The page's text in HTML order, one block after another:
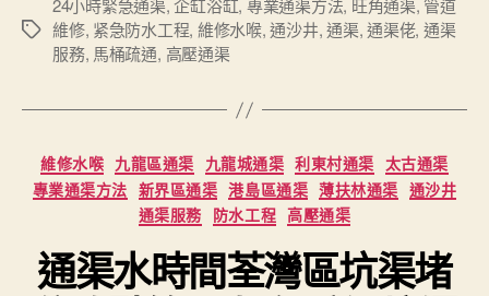
Tags
24小時緊急通渠,企缸浴缸, 專業通渠方法, 旺角通渠, 管道
維修, 紧急防水工程, 維修水喉,通沙井,通渠,通渠佬, 通渠
服務, 馬桶疏通, 高壓通渠
Categories
維修水喉 九龍區通渠 九龍城通渠 利東村通渠 太古通渠
專業通渠方法 新界區通渠 港島區通渠 薄扶林通渠 通沙井
通渠服務 防水工程 高壓通渠
通渠水時間荃灣區坑渠堵